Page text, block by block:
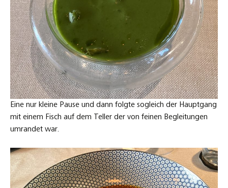
Eine nur kleine Pause und dann folgte sogleich der Hauptgang
mit einem Fisch auf dem Teller der von feinen Begleitungen
umrandet war.